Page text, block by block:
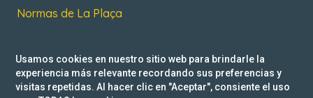
Normas de La Plaça
Política de privacidad
Usamos cookies en nuestro sitio web para brindarle la
experiencia más relevante recordando sus preferencias y
visitas repetidas. Al hacer clic en "Aceptar", consiente el uso